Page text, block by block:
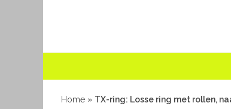
Home » TX-ring: Losse ring met rollen,